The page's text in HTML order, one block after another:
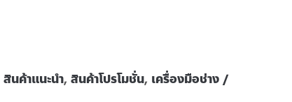
สินค้าแนะนำ, สินค้าโปรโมชั่น, เครื่องมือช่าง /